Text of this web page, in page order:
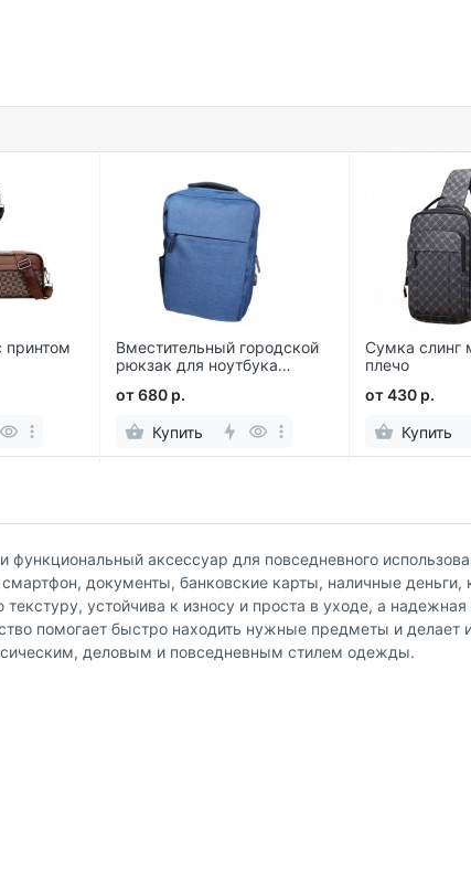
Вместительный городской
рюкзак для ноутбука
от 680 р.
Купить
Сумка слинг
плечо
от 430 р.
Купить
функциональный аксессуар для повседневного
документы, банковские карты, наличные
устойчива к износу и проста в уходе, а
помогает быстро находить нужные предметы и
деловым и повседневным стилем одежды.